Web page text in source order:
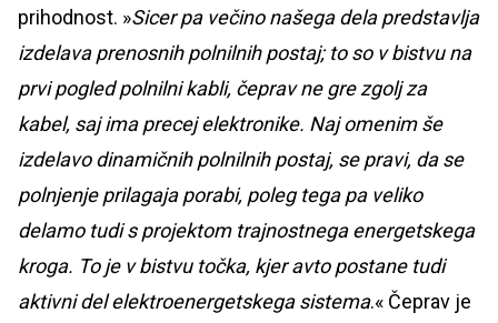
prihodnost. »Sicer pa večino našega dela predstavlja
izdelava prenosnih polnilnih postaj; to so v bistvu na
prvi pogled polnilni kabli, čeprav ne gre zgolj za
kabel, saj ima precej elektronike. Naj omenim še
izdelavo dinamičnih polnilnih postaj, se pravi, da se
polnjenje prilagaja porabi, poleg tega pa veliko
delamo tudi s projektom trajnostnega energetskega
kroga. To je v bistvu točka, kjer avto postane tudi
aktivni del elektroenergetskega sistema.« Čeprav je